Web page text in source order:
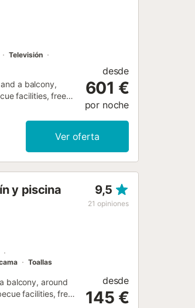
Televisión
a balcony,
facilities, free
desde
601 €
por noche
Ver oferta
y piscina 9,5
21 opiniones
Toallas
balcony, around
facilities, free
desde
145 €